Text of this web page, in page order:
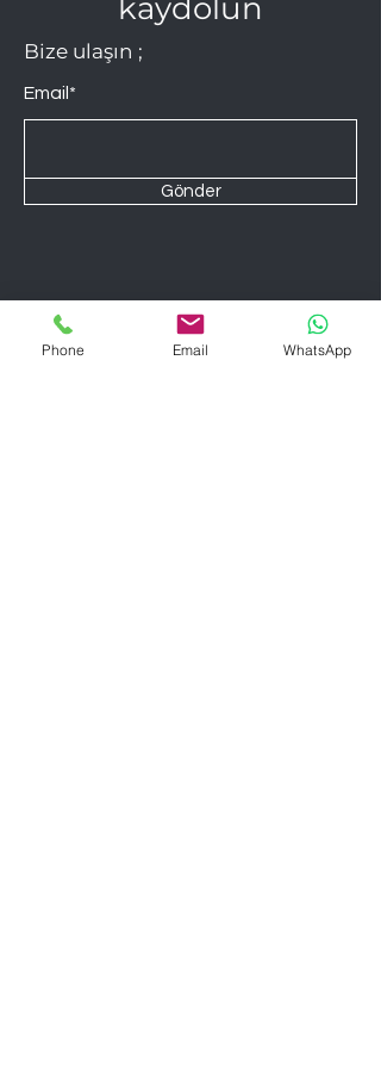
kaydolun
Bize ulaşın ;
Email*
Gönder
Daha Fazlası
Phone Email WhatsApp